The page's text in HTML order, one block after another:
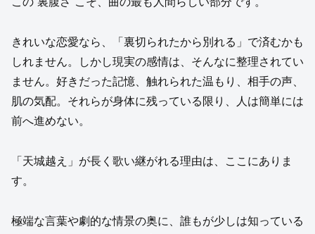
きれいな恋愛なら、「裏切られたから別れる」で済むかも
しれません。しかし現実の感情は、そんなに整理されてい
ません。好きだった記憶、触れられた温もり、相手の声、
肌の気配。それらが身体に残っている限り、人は簡単には
前へ進めない。
「天城越え」が長く歌い継がれる理由は、ここにありま
す。
極端な言葉や劇的な情景の奥に、誰もが少しは知っている